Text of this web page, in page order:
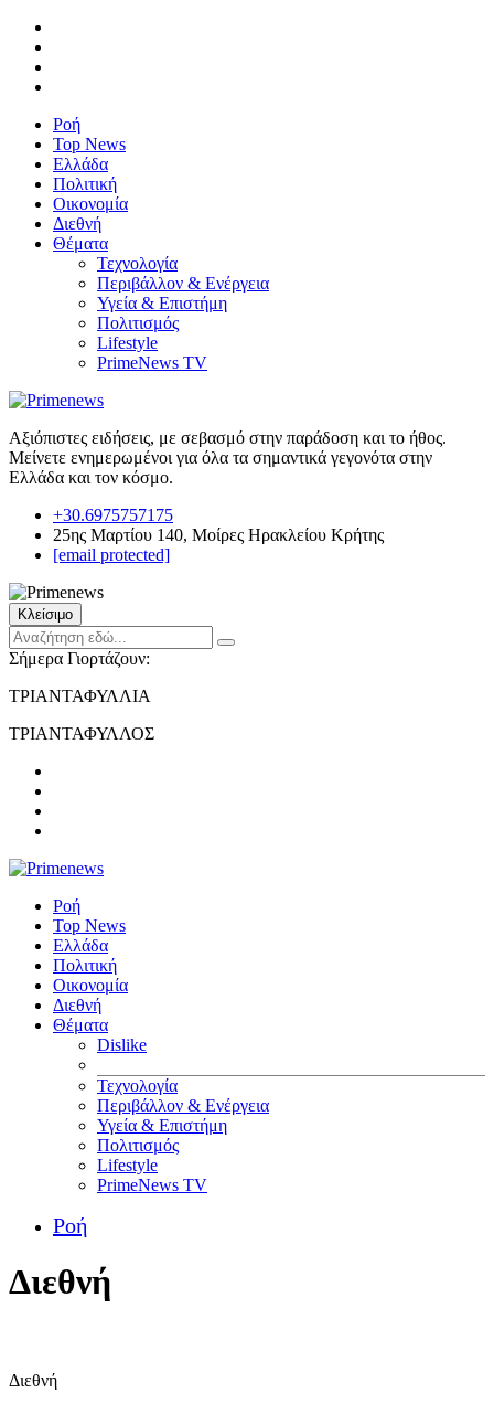
Ροή
Top News
Ελλάδα
Πολιτική
Οικονομία
Διεθνή
Θέματα
Τεχνολογία
Περιβάλλον & Ενέργεια
Υγεία & Επιστήμη
Πολιτισμός
Lifestyle
PrimeNews TV
Αξιόπιστες ειδήσεις, με σεβασμό στην παράδοση και το ήθος.
Μείνετε ενημερωμένοι για όλα τα σημαντικά γεγονότα στην
Ελλάδα και τον κόσμο.
+30.6975757175
25ης Μαρτίου 140, Μοίρες Ηρακλείου Κρήτης
[email protected]
Κλείσιμο
Σήμερα Γιορτάζουν:
ΤΡΙΑΝΤΑΦΥΛΛΙΑ
ΤΡΙΑΝΤΑΦΥΛΛΟΣ
Ροή
Top News
Ελλάδα
Πολιτική
Οικονομία
Διεθνή
Θέματα
Dislike
Τεχνολογία
Περιβάλλον & Ενέργεια
Υγεία & Επιστήμη
Πολιτισμός
Lifestyle
PrimeNews TV
Ροή
Διεθνή
Διεθνή